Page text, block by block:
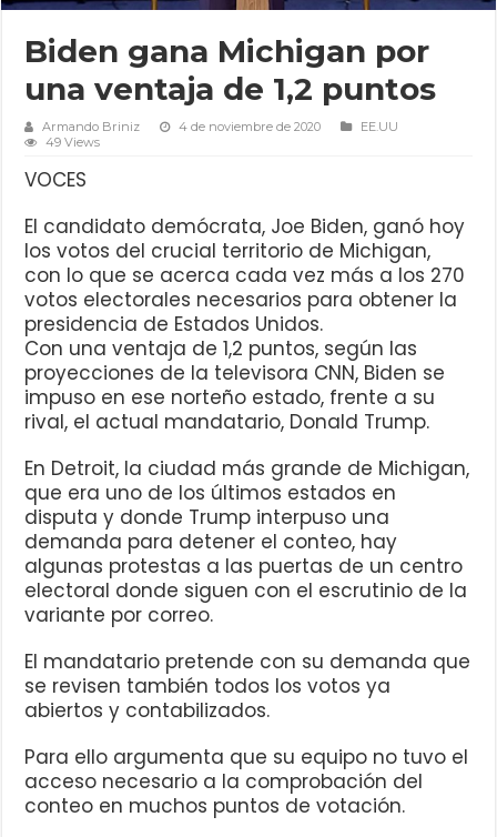
Biden gana Michigan por
una ventaja de 1,2 puntos
Armando Briniz 4 de noviembre de 2020
EE.UU
49 Views
VOCES
El candidato demócrata, Joe Biden, ganó hoy
los votos del crucial territorio de Michigan,
con lo que se acerca cada vez más a los 270
votos electorales necesarios para obtener la
presidencia de Estados Unidos.
Con una ventaja de 1,2 puntos, según las
proyecciones de la televisora CNN, Biden se
impuso en ese norteño estado, frente a su
rival, el actual mandatario, Donald Trump.
En Detroit, la ciudad más grande de Michigan,
que era uno de los últimos estados en
disputa y donde Trump interpuso una
demanda para detener el conteo, hay
algunas protestas a las puertas de un centro
electoral donde siguen con el escrutinio de la
variante por correo.
El mandatario pretende con su demanda que
se revisen también todos los votos ya
abiertos y contabilizados.
Para ello argumenta que su equipo no tuvo el
acceso necesario a la comprobación del
conteo en muchos puntos de votación.